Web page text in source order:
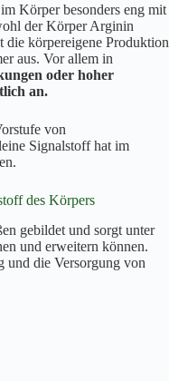
Körper besonders eng mit
der Körper Arginin
die körpereigene Produktion
aus. Vor allem in
oder hoher
an.
von
Signalstoff hat im
des Körpers
gebildet und sorgt unter
und erweitern können.
und die Versorgung von